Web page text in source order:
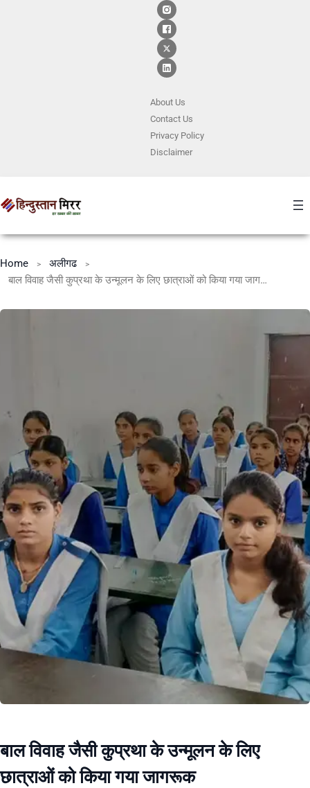
About Us
ContactUs
Privacy Policy
Disclaimer
Home
अलीगढ
बाल विवाह जैसी कुप्रथा के उन्मूलन के लिए छात्राओं को किया गया जागरूक
बाल विवाह जैसी कुप्रथा के उन्मूलन के लिए
छात्राओं को किया गया जागरूक